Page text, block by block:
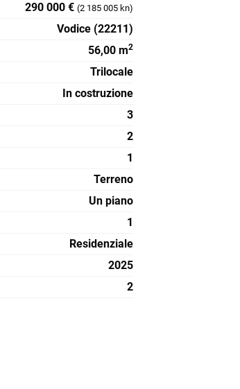
290 000 € (2 185 005 kn)
Vodice (22211)
56,00 m2
Trilocale
In costruzione
3
2
1
Terreno
Un piano
1
Residenziale
2025
2